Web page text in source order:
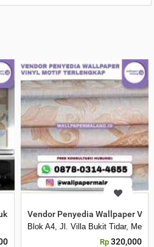
Kantor Sekolah
Vendor Penyedia Wallpaper
Blok A4, Jl. Villa Bukit Tidar,
Rp 320,000